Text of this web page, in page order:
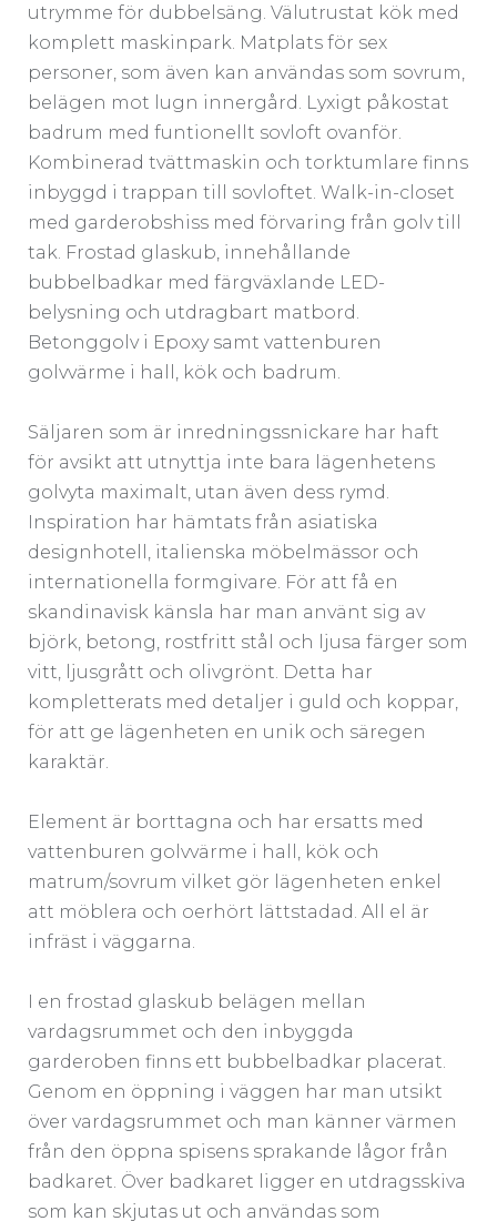
utrymme för dubbelsäng. Välutrustat kök med
komplett maskinpark. Matplats för sex
personer, som även kan användas som sovrum,
belägen mot lugn innergård. Lyxigt påkostat
badrum med funtionellt sovloft ovanför.
Kombinerad tvättmaskin och torktumlare finns
inbyggd i trappan till sovloftet. Walk-in-closet
med garderobshiss med förvaring från golv till
tak. Frostad glaskub, innehållande
bubbelbadkar med färgväxlande LED-
belysning och utdragbart matbord.
Betonggolv i Epoxy samt vattenburen
golvvärme i hall, kök och badrum.
Säljaren som är inredningssnickare har haft
för avsikt att utnyttja inte bara lägenhetens
golvyta maximalt, utan även dess rymd.
Inspiration har hämtats från asiatiska
designhotell, italienska möbelmässor och
internationella formgivare. För att få en
skandinavisk känsla har man använt sig av
björk, betong, rostfritt stål och ljusa färger som
vitt, ljusgrått och olivgrönt. Detta har
kompletterats med detaljer i guld och koppar,
för att ge lägenheten en unik och säregen
karaktär.
Element är borttagna och har ersatts med
vattenburen golvvärme i hall, kök och
matrum/sovrum vilket gör lägenheten enkel
att möblera och oerhört lättstadad. All el är
infräst i väggarna.
I en frostad glaskub belägen mellan
vardagsrummet och den inbyggda
garderoben finns ett bubbelbadkar placerat.
Genom en öppning i väggen har man utsikt
över vardagsrummet och man känner värmen
från den öppna spisens sprakande lågor från
badkaret. Över badkaret ligger en utdragsskiva
som kan skjutas ut och användas som